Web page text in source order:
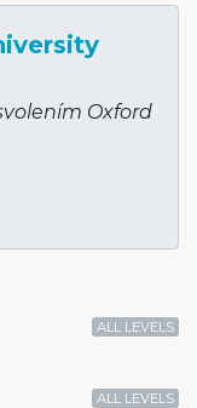
Oxford
ALL LEVELS
ALL LEVELS